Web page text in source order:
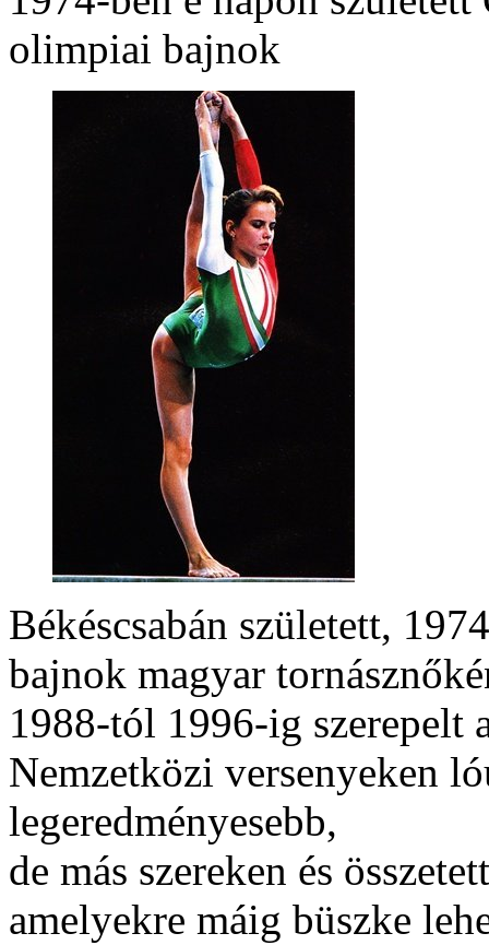
olimpiai bajnok
Békéscsabán született,
bajnok magyar
1988-tól 1996-ig szerepelt
Nemzetközi versenyeken
legeredményesebb,
de más szereken és
amelyekre máig büszke